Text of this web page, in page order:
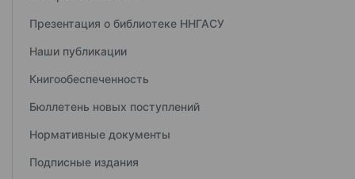
Презентация о библиотеке ННГАСУ
Наши публикации
Книгообеспеченность
Бюллетень новых поступлений
Нормативные документы
Подписные издания